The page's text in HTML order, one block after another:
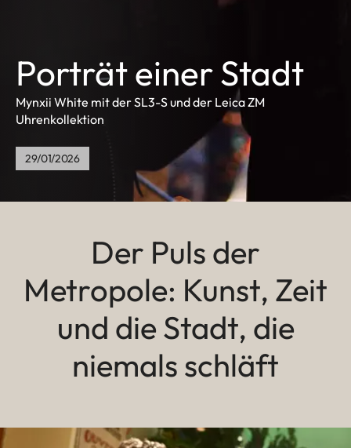
Porträt einer Stadt
Mynxii White mit der SL3-S und der Leica ZM
Uhrenkollektion
29/01/2026
Der Puls der
Metropole: Kunst, Zeit
und die Stadt, die
niemals schläft